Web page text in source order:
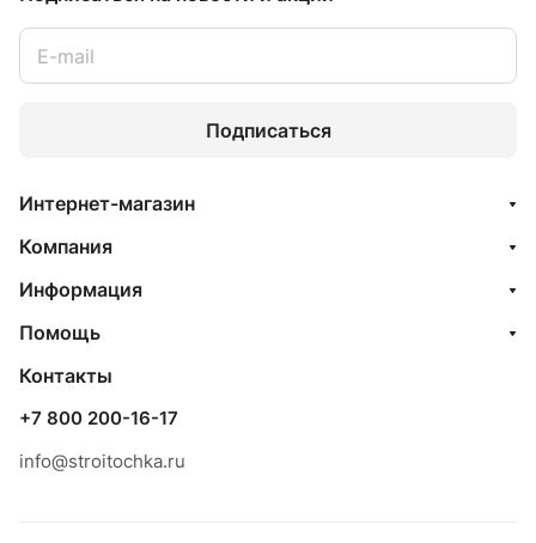
Подписаться
Интернет-магазин
Компания
Информация
Помощь
Контакты
+7 800 200-16-17
info@stroitochka.ru